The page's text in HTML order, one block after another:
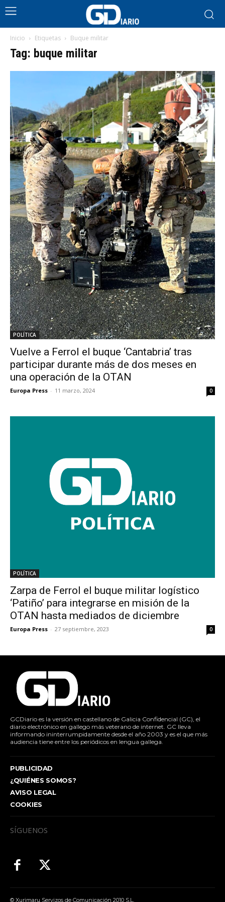
Inicio Etiquetas Buque militar
Tag: buque militar
POLÍTICA
Vuelve a Ferrol el buque ‘Cantabria’ tras
participar durante más de dos meses en
una operación de la OTAN
Europa Press - 11 marzo, 2024 0
POLÍTICA
Zarpa de Ferrol el buque militar logístico
‘Patiño’ para integrarse en misión de la
OTAN hasta mediados de diciembre
Europa Press - 27 septiembre, 2023 0
GCDiario es la versión en castellano de Galicia Confidencial (GC), el
diario electrónico en gallego más veterano de internet. GC lleva
informando ininterrumpidamente desde el año 2003 y es el que más
audiencia tiene entre los periódicos en lengua gallega.
PUBLICIDAD
¿QUIÉNES SOMOS?
AVISO LEGAL
COOKIES
SÍGUENOS
© Xurimaru Servizos de Comunicación 2010 S.L.